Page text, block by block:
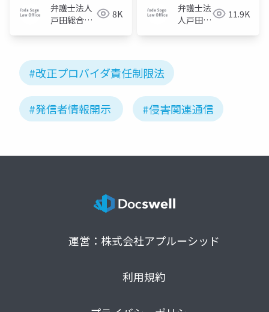
弁護士法人
戸田総合法
8K
弁護士法
人戸田総
11.9K
#改正プロバイダ責任制限法
#発信者情報開示 #侵害関連通信
運営：株式会社アプルーシッド
利用規約